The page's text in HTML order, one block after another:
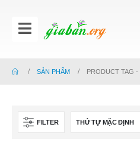
SẢN PHẨM PRODUCT TAG -
FILTER